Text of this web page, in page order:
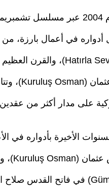
على مدار أكثر من
الأخيرة بأدواره في